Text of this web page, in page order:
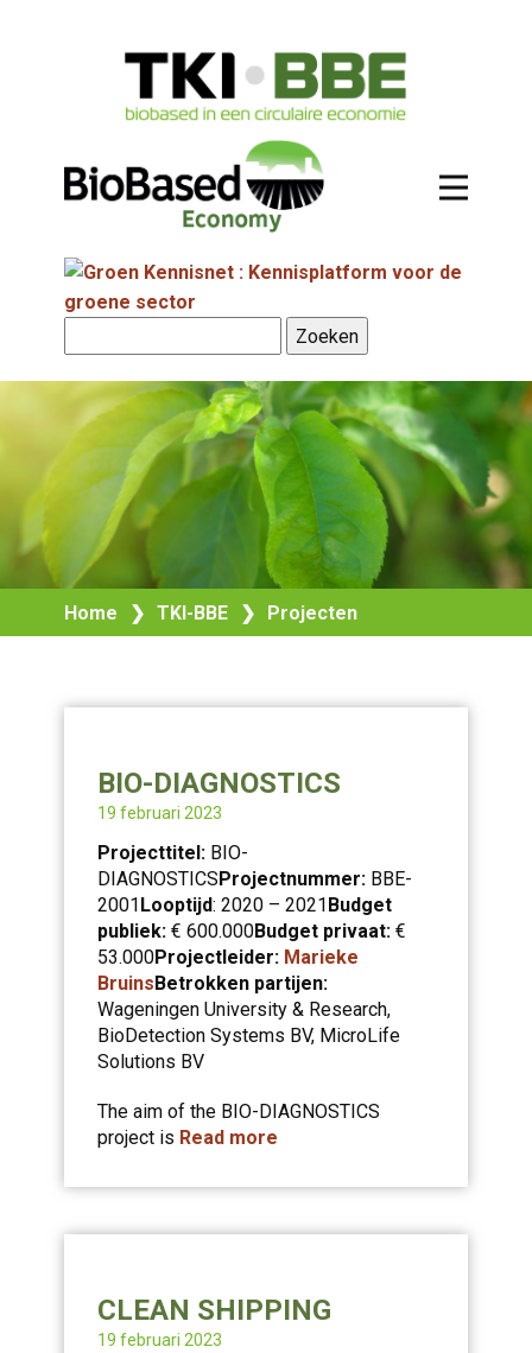
Home ❯ TKI-BBE ❯ Projecten
BIO-DIAGNOSTICS
19 februari 2023
Projecttitel: BIO-
DIAGNOSTICSProjectnummer: BBE-
2001Looptijd: 2020 – 2021Budget
publiek: € 600.000Budget privaat: €
53.000Projectleider: Marieke
BruinsBetrokken partijen:
Wageningen University & Research,
BioDetection Systems BV, MicroLife
Solutions BV
The aim of the BIO-DIAGNOSTICS
project is Read more
CLEAN SHIPPING
19 februari 2023